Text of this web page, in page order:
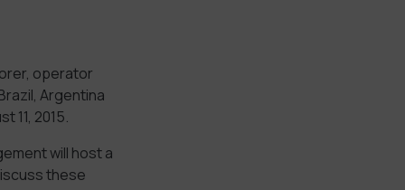
operator
Argentina
11, 2015.
will host a
these